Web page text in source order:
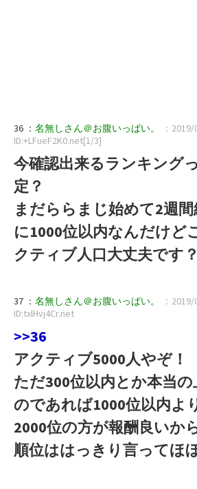
36 ： 名無しさん＠お腹いっぱい。
：
ID:+LFueF2K0.net[1/3]
今確認出来るランキング
定？
まだららまじ始めて2週
に1000位以内なんだけど
クティブ人口大丈夫です？
37 ： 名無しさん＠お腹いっぱい。
：
ID:txlHvj4Cr.net
>>36
アクティブ5000人やぞ！
ただ300位以内とか本当
のであれば1000位以内よ
2000位の方が報酬良いか
順位ははっきり言ってほ